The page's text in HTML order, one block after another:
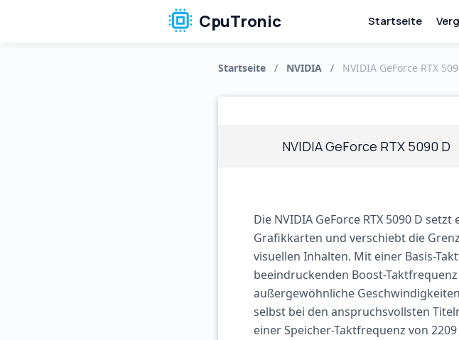
CpuTronic Startseite
Startseite / NVIDIA / NVIDIA GeForce RTX
NVIDIA GeForce RTX 5090 D
Die NVIDIA GeForce RTX 5090 D
Grafikkarten und verschiebt die
visuellen Inhalten. Mit einer Basis-
beeindruckenden Boost-
außergewöhnliche
selbst bei den anspruchsvollsten
einer Speicher-Taktfrequenz von